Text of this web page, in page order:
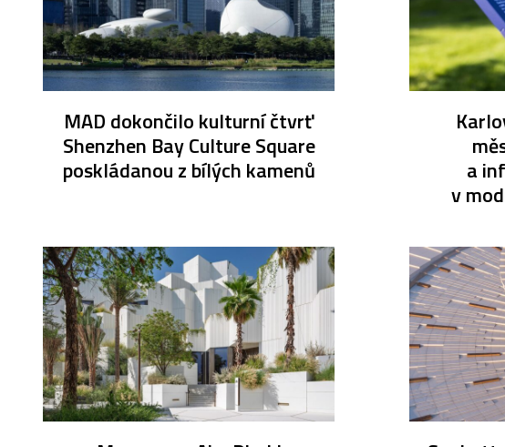
MAD dokončilo kulturní čtvrť
Shenzhen Bay Culture Square
poskládanou z bílých kamenů a
v